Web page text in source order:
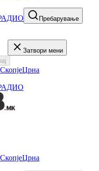
Пребарување
Затвори мени
СкопјеЦрна
СкопјеЦрна